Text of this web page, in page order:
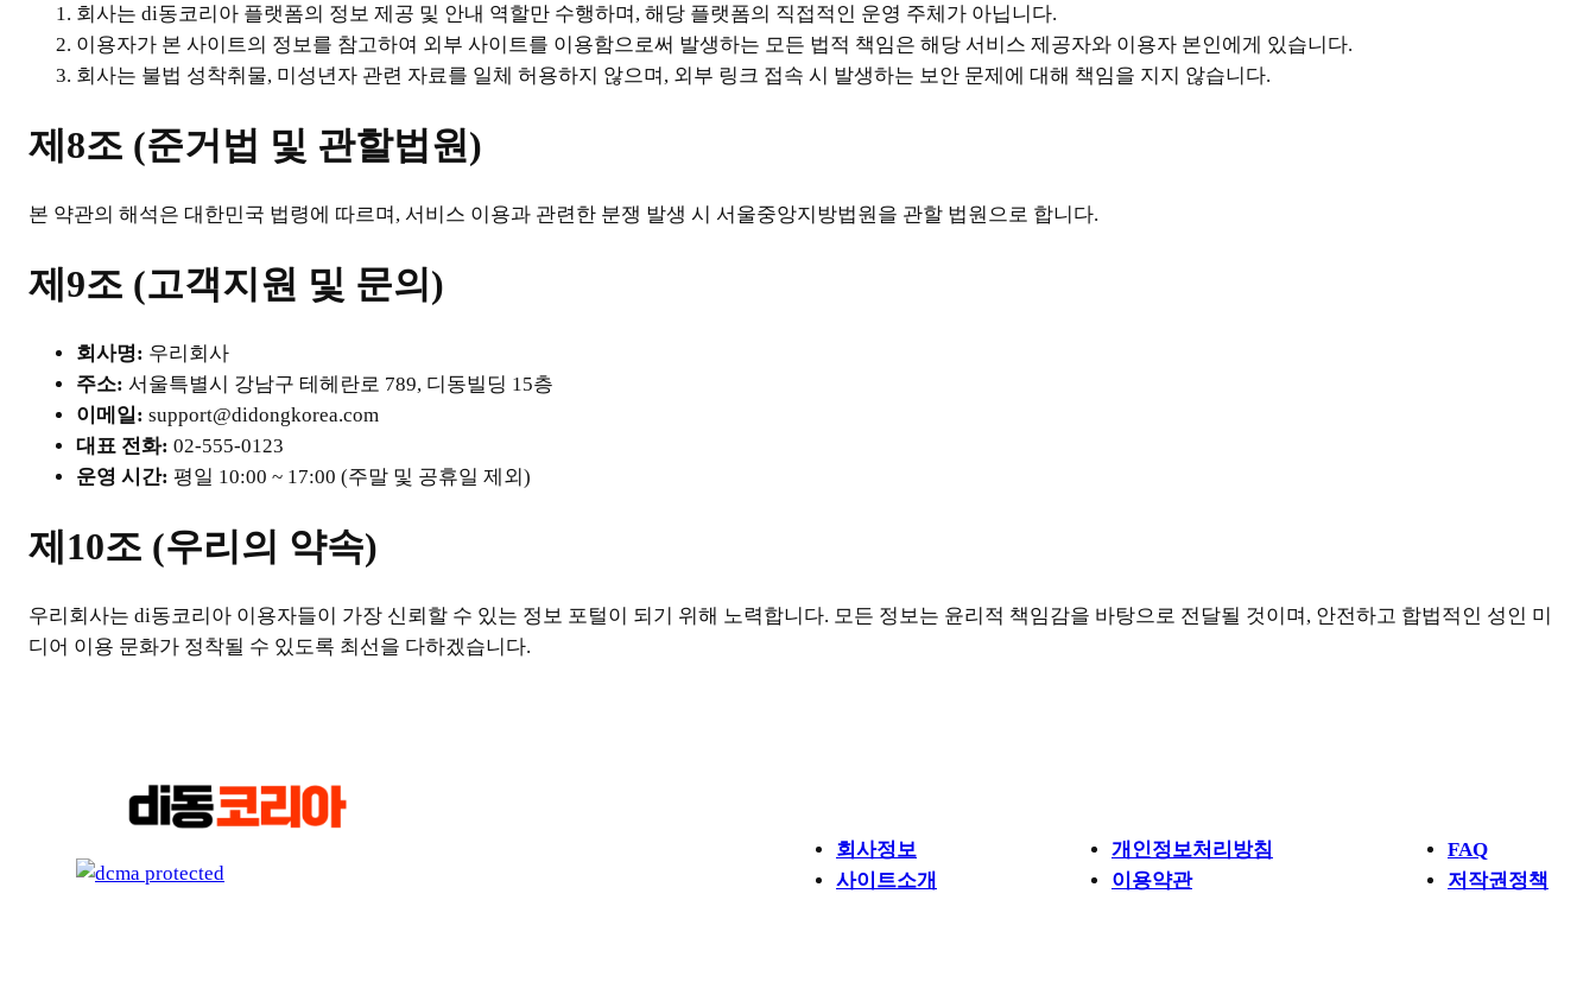
회사는 di동코리아 플랫폼의 정보 제공 및 안내 역할만 수행하며, 해당 플랫폼의 직접적인 운영 주체가 아닙니다.
이용자가 본 사이트의 정보를 참고하여 외부 사이트를 이용함으로써 발생하는 모든 법적 책임은 해당 서비스 제공자와 이용자 본인에게 있습니다.
회사는 불법 성착취물, 미성년자 관련 자료를 일체 허용하지 않으며, 외부 링크 접속 시 발생하는 보안 문제에 대해 책임을 지지 않습니다.
제8조 (준거법 및 관할법원)
본 약관의 해석은 대한민국 법령에 따르며, 서비스 이용과 관련한 분쟁 발생 시 서울중앙지방법원을 관할 법원으로 합니다.
제9조 (고객지원 및 문의)
회사명: 우리회사
주소: 서울특별시 강남구 테헤란로 789, 디동빌딩 15층
이메일: support@didongkorea.com
대표 전화: 02-555-0123
운영 시간: 평일 10:00 ~ 17:00 (주말 및 공휴일 제외)
제10조 (우리의 약속)
우리회사는 di동코리아 이용자들이 가장 신뢰할 수 있는 정보 포털이 되기 위해 노력합니다. 모든 정보는 윤리적 책임감을 바탕으로 전달될 것이며, 안전하고 합법적인 성인 미
디어 이용 문화가 정착될 수 있도록 최선을 다하겠습니다.
회사정보
사이트소개
개인정보처리방침
이용약관
FAQ
저작권정책